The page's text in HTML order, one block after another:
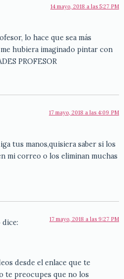
14 mayo, 2018 a las 5:27 PM
lo hace que sea más
hubiera imaginado pintar con
PROFESOR
17 mayo, 2018 a las 4:09 PM
tus manos,quisiera saber si los
mi correo o los eliminan muchas
dice: 17 mayo, 2018 a las 9:27 PM
desde el enlace que te
te preocupes que no los